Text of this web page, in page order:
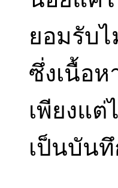
ยอมรับ
ซึ่งเนื้อ
เพียงแต่
เป็นบัน